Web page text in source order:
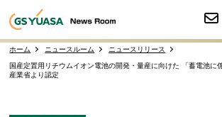
ホーム ニュースルーム ニュースリリース
国産定置用リチウムイオン電池の開発・量産に向けた 「蓄電池に
産業省より認定